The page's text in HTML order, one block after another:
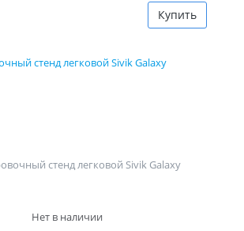
Купить
стенд легковой Sivik Galaxy
Нет в наличии